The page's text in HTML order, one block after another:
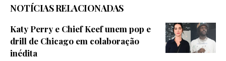
NOTÍCIAS RELACIONADAS
Katy Perry e Chief Keef unem pop e
drill de Chicago em colaboração
inédita